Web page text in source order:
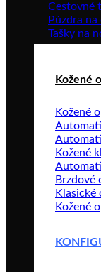
Cestovné
Púzdra
Tašky na
Kožené
Kožené
Kožené
Brzdové
Klasické
Kožené